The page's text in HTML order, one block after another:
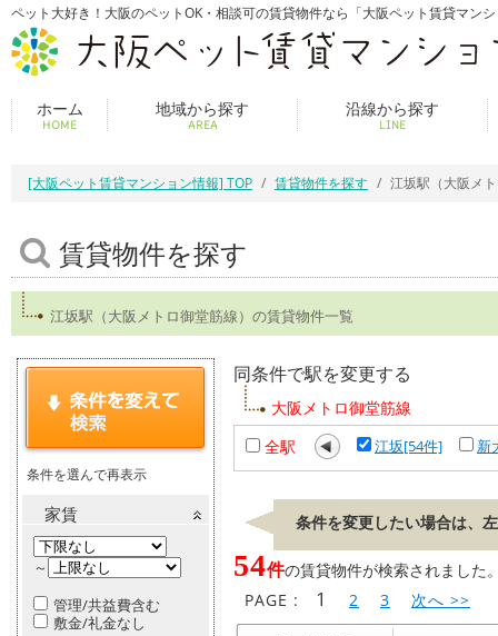
ペット大好き！大阪のペットOK・相談可の賃貸物件なら「大阪ペット賃貸マン
ホーム
HOME
地域から探す
AREA
沿線から探す
LINE
[大阪ペット賃貸マンション情報] TOP 賃貸物件を探す 江坂駅（大阪メ
賃貸物件を探す
江坂駅（大阪メトロ御堂筋線）の賃貸物件一覧
条件を選んで再表示
家賃
～
管理/共益費含む
敷金/礼金なし
同条件で駅を変更する
大阪メトロ御堂筋線
全駅
江坂[54件] 新
条件を変更したい場合は、
54件の賃貸物件が検索されました
PAGE :
1 2 3 次へ >>